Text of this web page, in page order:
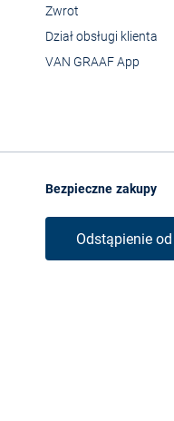
Zwrot
Dział obsługi klienta
VAN GRAAF App
Bezpieczne zakupy
Odstąpienie